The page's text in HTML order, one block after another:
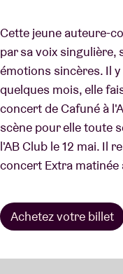
Cette jeune auteure-
par sa voix singulière,
émotions sincères. Il
quelques mois, elle
concert de Cafuné à
scène pour elle toute
l'AB Club le 12 mai. Il
concert Extra matinée
Achetez votre billet